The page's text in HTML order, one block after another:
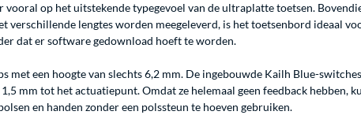
op het uitstekende typegevoel van de ultraplatte toetsen.
verschillende lengtes worden meegeleverd, is het toetsenbord ideaal
dat er software gedownload hoeft te worden.
met een hoogte van slechts 6,2 mm. De ingebouwde Kailh Blue-
mm tot het actuatiepunt. Omdat ze helemaal geen feedback hebben,
en handen zonder een polssteun te hoeven gebruiken.